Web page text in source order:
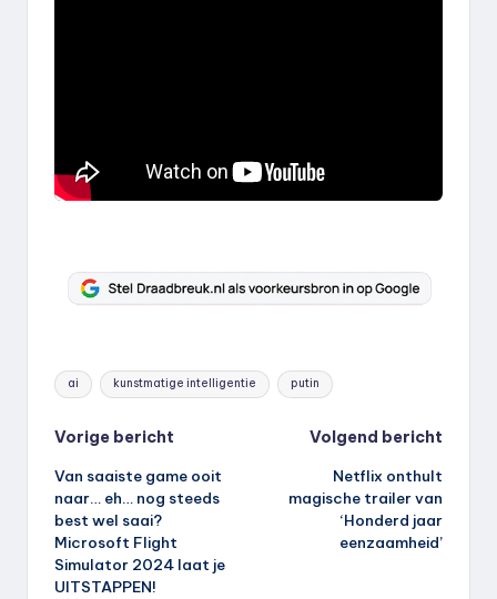
Tags:
ai kunstmatige intelligentie putin
Bericht
navigatie
Vorige bericht
Van saaiste game ooit
naar… eh… nog steeds
best wel saai?
Microsoft Flight
Simulator 2024 laat je
UITSTAPPEN!
Volgend bericht
Netflix onthult
magische trailer van
‘Honderd jaar
eenzaamheid’